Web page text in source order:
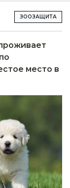
ЗООЗАЩИТА
место в